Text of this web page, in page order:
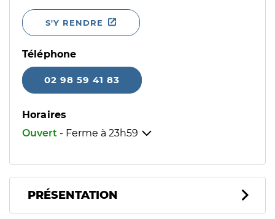
S'Y RENDRE
Téléphone
02 98 59 41 83
Horaires
Ouvert - Ferme à 23h59
PRÉSENTATION